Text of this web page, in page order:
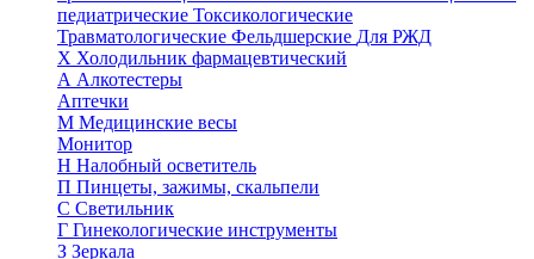
педиатрические Токсикологические
Травматологические Фельдшерские Для РЖД
Х Холодильник фармацевтический
А Алкотестеры
Аптечки
М Медицинские весы
Монитор
Н Налобный осветитель
П Пинцеты, зажимы, скальпели
С Светильник
Г Гинекологические инструменты
З Зеркала